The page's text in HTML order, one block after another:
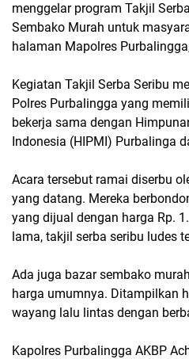
menggelar program Takjil
Sembako Murah untuk
halaman Mapolres
Kegiatan Takjil Serba Seribu
Polres Purbalingga yang
bekerja sama dengan
Indonesia (HIPMI) Purbalinga
Acara tersebut ramai diserbu
yang datang. Mereka
yang dijual dengan harga Rp.
lama, takjil serba seribu ludes
Ada juga bazar sembako
harga umumnya. Ditampilkan
wayang lalu lintas dengan
Kapolres Purbalingga AKBP